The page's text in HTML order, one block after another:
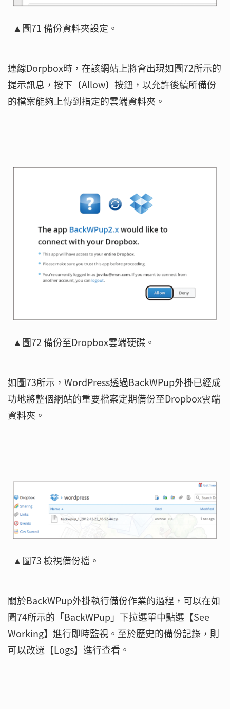
▲圖71 備份資料夾設定。
連線Dorpbox時，在該網站上將會出現如圖72所示的
提示訊息，按下〔Allow〕按鈕，以允許後續所備份
的檔案能夠上傳到指定的雲端資料夾。
▲圖72 備份至Dropbox雲端硬碟。
如圖73所示，WordPress透過BackWPup外掛已經成
功地將整個網站的重要檔案定期備份至Dropbox雲端
資料夾。
▲圖73 檢視備份檔。
關於BackWPup外掛執行備份作業的過程，可以在如
圖74所示的「BackWPup」下拉選單中點選【See
Working】進行即時監視。至於歷史的備份記錄，則
可以改選【Logs】進行查看。